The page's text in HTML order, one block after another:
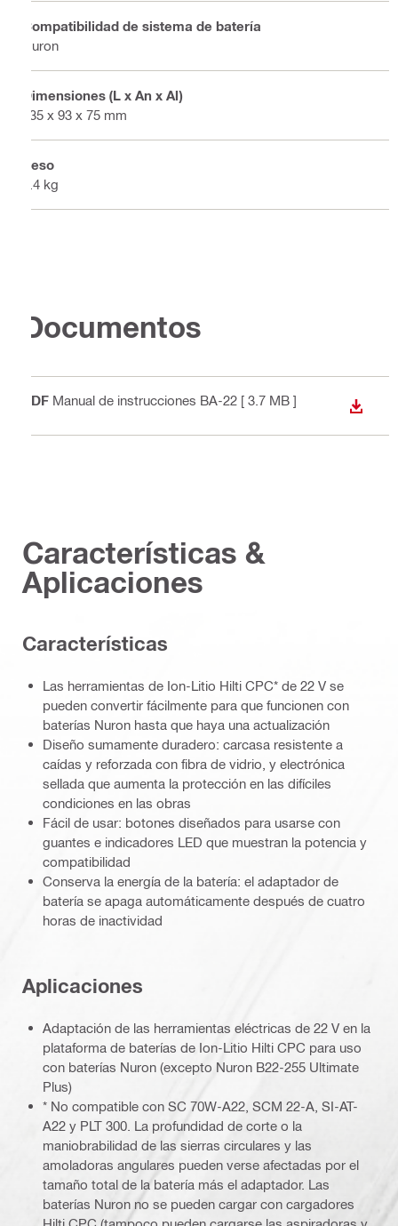
Compatibilidad de sistema de batería
Nuron
Dimensiones (L x An x Al)
135 x 93 x 75 mm
Peso
0.4 kg
Documentos
PDF Manual de instrucciones BA-22 [ 3.7 MB ]
Características &
Aplicaciones
Características
Las herramientas de Ion-Litio Hilti CPC* de 22 V se
pueden convertir fácilmente para que funcionen con
baterías Nuron hasta que haya una actualización
Diseño sumamente duradero: carcasa resistente a
caídas y reforzada con fibra de vidrio, y electrónica
sellada que aumenta la protección en las difíciles
condiciones en las obras
Fácil de usar: botones diseñados para usarse con
guantes e indicadores LED que muestran la potencia y
compatibilidad
Conserva la energía de la batería: el adaptador de
batería se apaga automáticamente después de cuatro
horas de inactividad
Aplicaciones
Adaptación de las herramientas eléctricas de 22 V en la
plataforma de baterías de Ion-Litio Hilti CPC para uso
con baterías Nuron (excepto Nuron B22-255 Ultimate
Plus)
* No compatible con SC 70W-A22, SCM 22-A, SI-AT-
A22 y PLT 300. La profundidad de corte o la
maniobrabilidad de las sierras circulares y las
amoladoras angulares pueden verse afectadas por el
tamaño total de la batería más el adaptador. Las
baterías Nuron no se pueden cargar con cargadores